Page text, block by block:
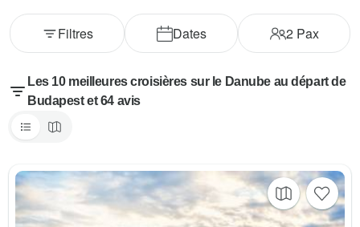
Dates 2Pax
Filtres
Les 10 meilleures croisières sur le Danube au départ de
Budapest et 64 avis